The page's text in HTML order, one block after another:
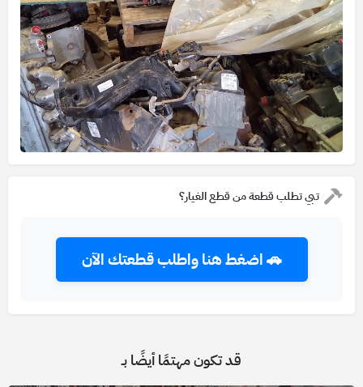
تبي تطلب قطعة من قطع الغيار؟
🚗 اضغط هنا واطلب قطعتك الآن
قد تكون مهتمًا أيضًا بـ